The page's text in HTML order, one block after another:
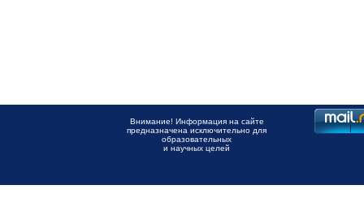
Внимание! Информация на сайте
предназначена исключительно для
образовательных
и научных целей